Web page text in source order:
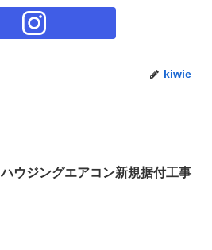
kiwie
ハウジングエアコン新規据付工事